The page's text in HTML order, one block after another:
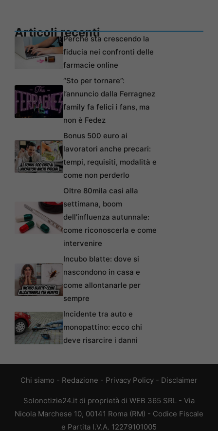
Articoli recentiPerché sta crescendo la
fiducia nei confronti delle
farmacie online
“Sto per tornare”:
l’annuncio dalla Ferragnez
family fa felici i fans, ma
non è Fedez
Bonus 500 euro ai
lavoratori anche precari:
tempi, requisiti, modalità e
come non perderlo
Oltre 80mila casi alla
settimana, boom
dell’influenza autunnale:
come riconoscerla e come
intervenire
Incubo blatte: dove si
nascondono in casa e
come allontanarle per
sempre
Incidente tra auto e
monopattino: ecco chi
deve risarcire i danni
Chi siamo - Redazione - Privacy Policy - Disclaimer
Solonotizie24.it di proprietà di WEB 365 SRL - Via
Nicola Marchese 10, 00141 Roma (RM) - Codice Fiscale
e Partita I.V.A. 12279101005